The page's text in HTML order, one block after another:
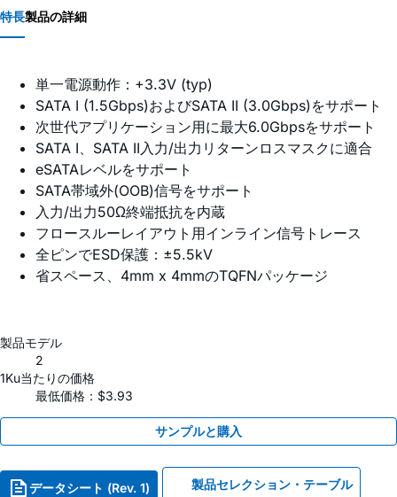
特長製品の詳細
単一電源動作：+3.3V (typ)
SATA I (1.5Gbps)およびSATA II (3.0Gbps)をサポート
次世代アプリケーション用に最大6.0Gbpsをサポート
SATA I、SATA II入力/出力リターンロスマスクに適合
eSATAレベルをサポート
SATA帯域外(OOB)信号をサポート
入力/出力50Ω終端抵抗を内蔵
フロースルーレイアウト用インライン信号トレース
全ピンでESD保護：±5.5kV
省スペース、4mm x 4mmのTQFNパッケージ
製品モデル
2
1Ku当たりの価格
最低価格：$3.93
サンプルと購入
データシート (Rev. 1) 製品セレクション・テーブル